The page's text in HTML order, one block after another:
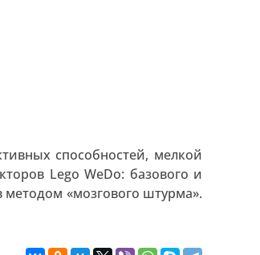
способностей, мелкой
Lego WeDo: базового и
методом «мозгового штурма».